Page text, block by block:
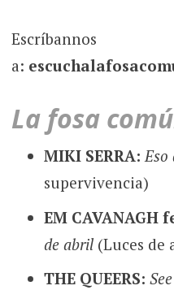
Escríbannos
a:
La fosa
MIKI SERRA:Eso
supervivencia)
EM CAVANAGH
de abril(Luces de
THE QUEERS: